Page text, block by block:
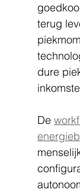
terug
dure
De